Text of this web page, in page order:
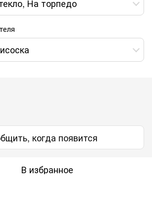
На торпедо
когда появится
В избранное